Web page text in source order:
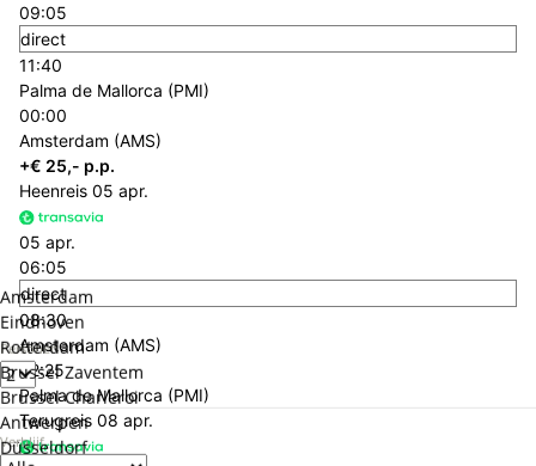
Personen
Verblijf
Amsterdam
Eindhoven
Rotterdam
Brussel Zaventem
Brussel Charleroi
Antwerpen
Düsseldorf
09:05
direct
11:40
Palma de Mallorca (PMI)
00:00
Amsterdam (AMS)
+€ 25,- p.p.
Heenreis 05 apr.
05 apr.
06:05
direct
08:30
Amsterdam (AMS)
02:25
Palma de Mallorca (PMI)
Terugreis 08 apr.